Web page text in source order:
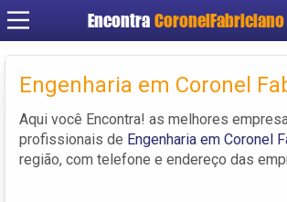
Encontra CoronelFabriciano
Cadastrar
Criar conta
Engenharia em Coronel
Aqui você Encontra! as melhores
profissionais de Engenharia em Coronel
região, com telefone e endereço das